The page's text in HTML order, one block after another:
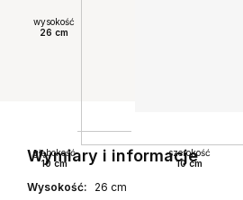
Wymiary i informacje
wysokość
26 cm
szerokość
10 cm
głębokość
10 cm
Wysokość:
26 cm